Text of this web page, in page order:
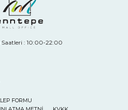
Saatleri : 10:00-22:00
FORMU